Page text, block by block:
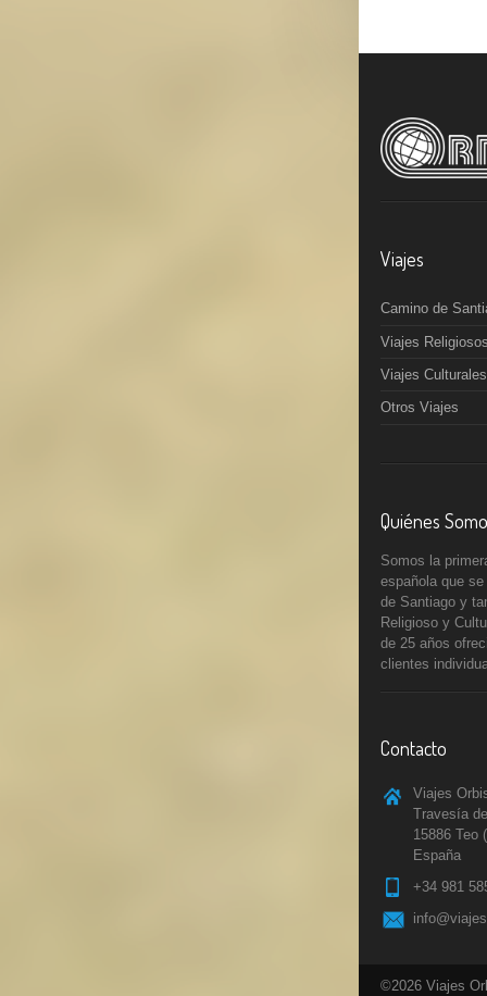
Viajes
Camino de
Viajes
Viajes Culturales
Otros Viajes
Quiénes
Somos la
española que
de Santiago y
Religioso y
de 25 años
clientes
Contacto
Viajes
Travesía
15886 Teo
España
+34 981
©2026 Viajes